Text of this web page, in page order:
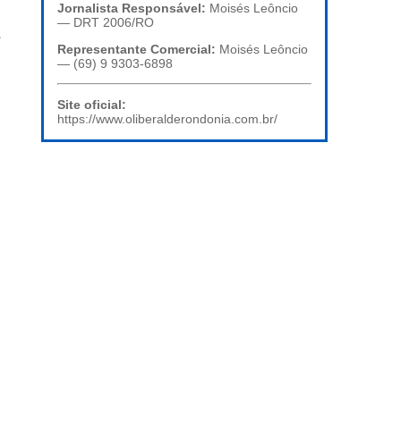
Jornalista Responsável: Moisés Leôncio
— DRT 2006/RO
Representante Comercial: Moisés Leôncio
— (69) 9 9303-6898
Site oficial:
https://www.oliberalderondonia.com.br/